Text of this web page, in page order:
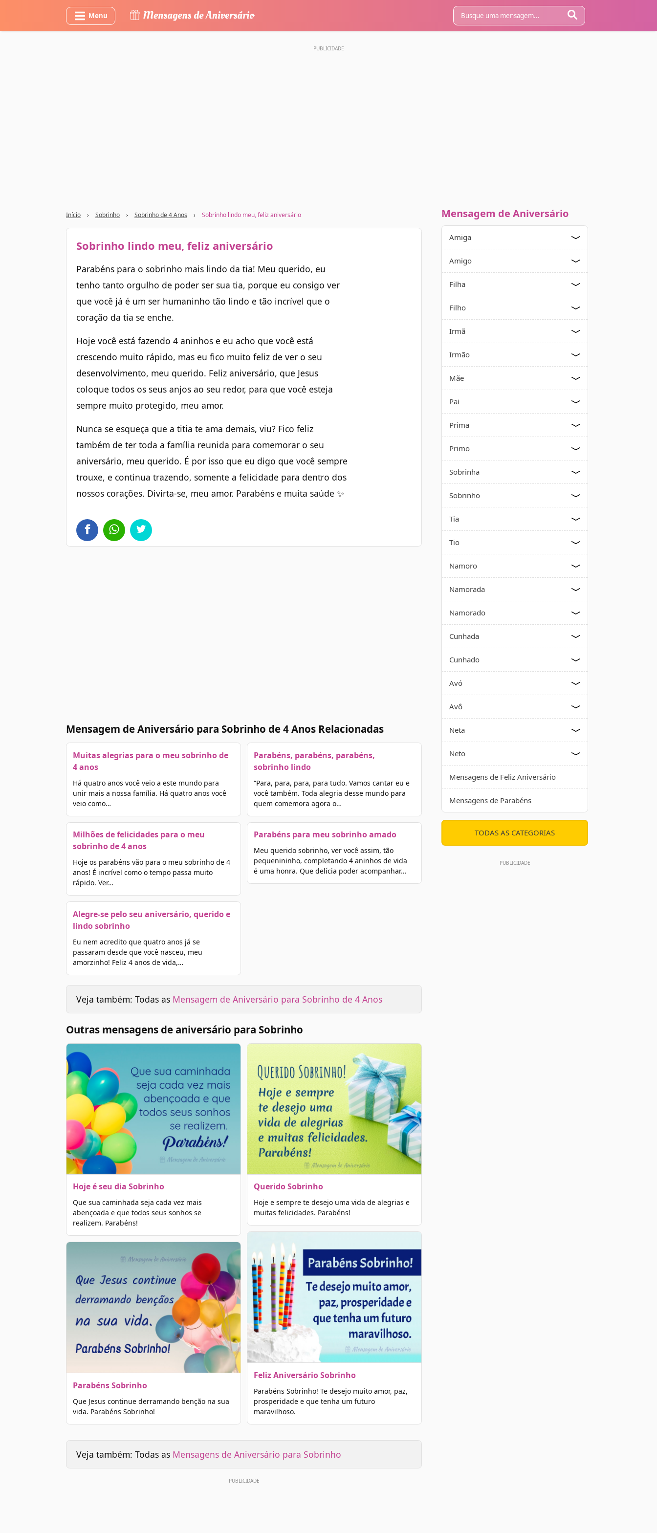
Menu
Início › Sobrinho › Sobrinho de 4 Anos › Sobrinho lindo meu, feliz aniversário
Sobrinho lindo meu, feliz aniversário
Parabéns para o sobrinho mais lindo da tia! Meu querido, eu
tenho tanto orgulho de poder ser sua tia, porque eu consigo ver
que você já é um ser humaninho tão lindo e tão incrível que o
coração da tia se enche.
Hoje você está fazendo 4 aninhos e eu acho que você está
crescendo muito rápido, mas eu fico muito feliz de ver o seu
desenvolvimento, meu querido. Feliz aniversário, que Jesus
coloque todos os seus anjos ao seu redor, para que você esteja
sempre muito protegido, meu amor.
Nunca se esqueça que a titia te ama demais, viu? Fico feliz
também de ter toda a família reunida para comemorar o seu
aniversário, meu querido. É por isso que eu digo que você sempre
trouxe, e continua trazendo, somente a felicidade para dentro dos
nossos corações. Divirta-se, meu amor. Parabéns e muita saúde ✨
Mensagem de Aniversário para Sobrinho de 4 Anos Relacionadas
Muitas alegrias para o meu sobrinho de
4 anos
Há quatro anos você veio a este mundo para
unir mais a nossa família. Há quatro anos você
veio como…
Milhões de felicidades para o meu
sobrinho de 4 anos
Hoje os parabéns vão para o meu sobrinho de 4
anos! É incrível como o tempo passa muito
rápido. Ver…
Alegre-se pelo seu aniversário, querido e
lindo sobrinho
Eu nem acredito que quatro anos já se
passaram desde que você nasceu, meu
amorzinho! Feliz 4 anos de vida,…
Parabéns, parabéns, parabéns,
sobrinho lindo
“Para, para, para, para tudo. Vamos cantar eu e
você também. Toda alegria desse mundo para
quem comemora agora o…
Parabéns para meu sobrinho amado
Meu querido sobrinho, ver você assim, tão
pequenininho, completando 4 aninhos de vida
é uma honra. Que delícia poder acompanhar…
Veja também: Todas as Mensagem de Aniversário para Sobrinho de 4 Anos
Outras mensagens de aniversário para Sobrinho
Hoje é seu dia Sobrinho
Que sua caminhada seja cada vez mais
abençoada e que todos seus sonhos se
realizem. Parabéns!
Parabéns Sobrinho
Que Jesus continue derramando benção na sua
vida. Parabéns Sobrinho!
Querido Sobrinho
Hoje e sempre te desejo uma vida de alegrias e
muitas felicidades. Parabéns!
Feliz Aniversário Sobrinho
Parabéns Sobrinho! Te desejo muito amor, paz,
prosperidade e que tenha um futuro
maravilhoso.
Veja também: Todas as Mensagens de Aniversário para Sobrinho
Mensagem de Aniversário
Amiga
Amigo
Filha
Filho
Irmã
Irmão
Mãe
Pai
Prima
Primo
Sobrinha
Sobrinho
Tia
Tio
Namoro
Namorada
Namorado
Cunhada
Cunhado
Avó
Avô
Neta
Neto
Mensagens de Feliz Aniversário
Mensagens de Parabéns
TODAS AS CATEGORIAS